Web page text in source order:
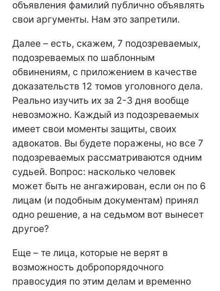
объявления фамилий публично объявлять
свои аргументы. Нам это запретили.
Далее – есть, скажем, 7 подозреваемых,
подозреваемых по шаблонным
обвинениям, с приложением в качестве
доказательств 12 томов уголовного дела.
Реально изучить их за 2-3 дня вообще
невозможно. Каждый из подозреваемых
имеет свои моменты защиты, своих
адвокатов. Вы будете поражены, но все 7
подозреваемых рассматриваются одним
судьей. Вопрос: насколько человек
может быть не ангажирован, если он по 6
лицам (и подобным документам) принял
одно решение, а на седьмом вот вынесет
другое?
Еще – те лица, которые не верят в
возможность добропорядочного
правосудия по этим делам и временно